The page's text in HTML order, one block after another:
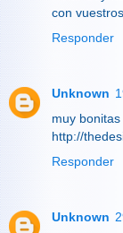
con
Responder
Unknown
muy
http://
Responder
Unknown